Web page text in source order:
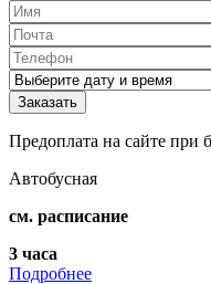
Предоплата на сайте при
Автобусная
см. расписание
3 часа
Подробнее